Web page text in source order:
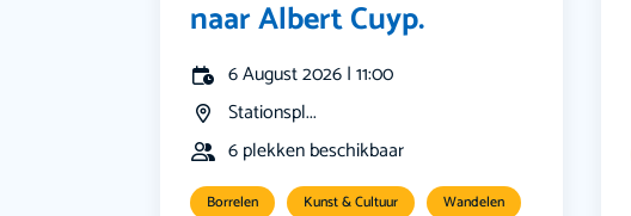
naar Albert Cuyp.
6 August 2026 | 11:00
Stationspl...
6 plekken beschikbaar
Borrelen Kunst & Cultuur Wandelen